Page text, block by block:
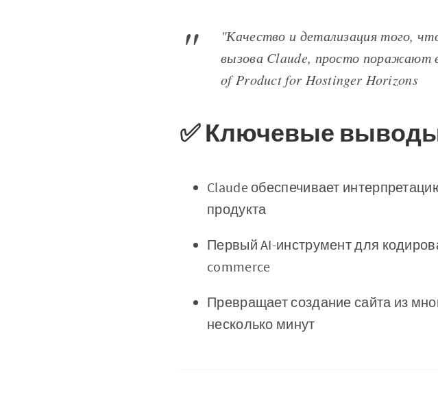
"Качество и детализация того,
вызова Claude, просто
of Product for Hostinger Horizons
✅ Ключевые
Claude обеспечивает
продукта
Первый AI-инструмент для
commerce
Превращает создание сайта из
несколько минут